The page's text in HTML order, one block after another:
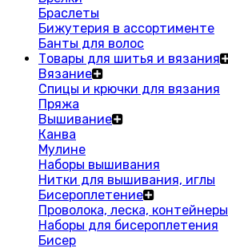
Браслеты
Бижутерия в ассортименте
Банты для волос
Товары для шитья и вязания
Вязание
Спицы и крючки для вязания
Пряжа
Вышивание
Канва
Мулине
Наборы вышивания
Нитки для вышивания, иглы
Бисероплетение
Проволока, леска, контейнеры
Наборы для бисероплетения
Бисер